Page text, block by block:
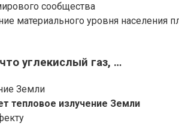
сообщества
материального уровня населения
углекислый газ, …
Земли
тепловое излучение Земли